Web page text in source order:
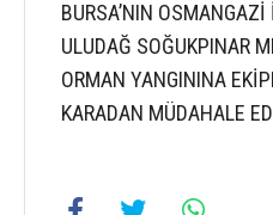
BURSA’NIN
ULUDAĞ SOĞUKPINAR
ORMAN YANGININA
KARADAN MÜDAHALE